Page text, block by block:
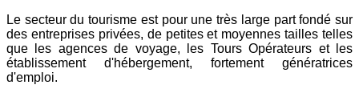
Le secteur du tourisme est pour une très large part fondé sur
des entreprises privées, de petites et moyennes tailles telles
que les agences de voyage, les Tours Opérateurs et les
établissement d'hébergement, fortement génératrices
d'emploi.